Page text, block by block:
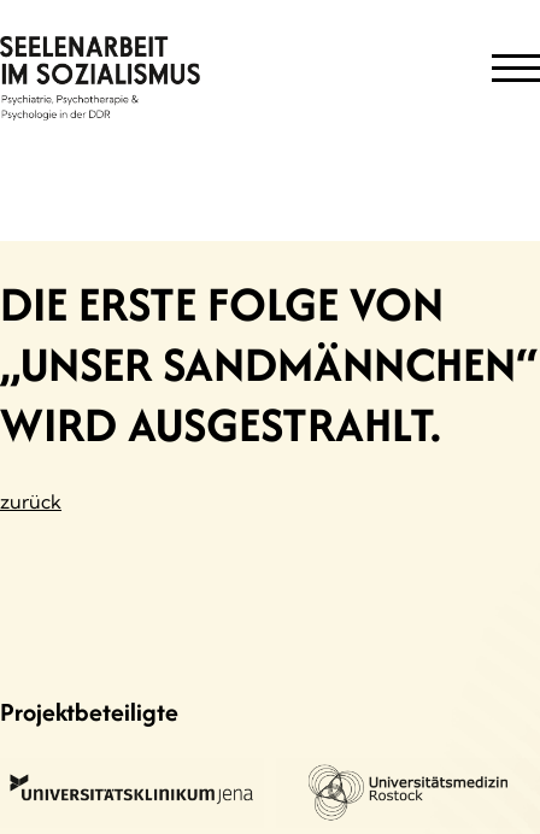
to
content
DIE ERSTE FOLGE VON
„UNSER SANDMÄNNCHEN“
WIRD AUSGESTRAHLT.
zurück
Projektbeteiligte